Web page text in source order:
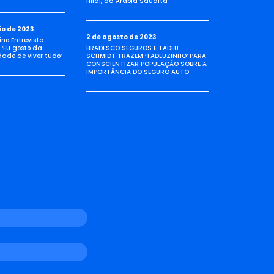
de 2023
Entrevista
gosto da
de viver tudo’
2 de agosto de 2023
BRADESCO SEGUROS E TADEU
SCHMIDT TRAZEM ‘TADEUZINHO’ PARA
CONSCIENTIZAR POPULAÇÃO SOBRE A
IMPORTÂNCIA DO SEGURO AUTO